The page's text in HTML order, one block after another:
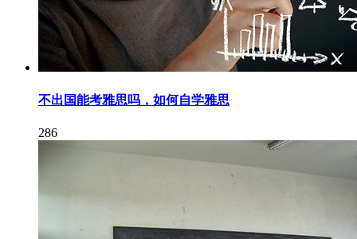
不出国能考雅思吗，如何自学雅思
286